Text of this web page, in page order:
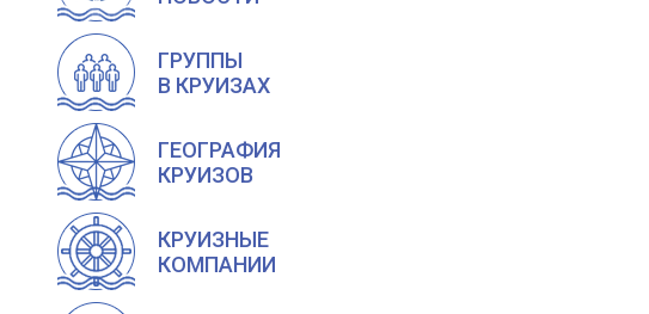
ГРУППЫ
В КРУИЗАХ
ГЕОГРАФИЯ
КРУИЗОВ
КРУИЗНЫЕ
КОМПАНИИ